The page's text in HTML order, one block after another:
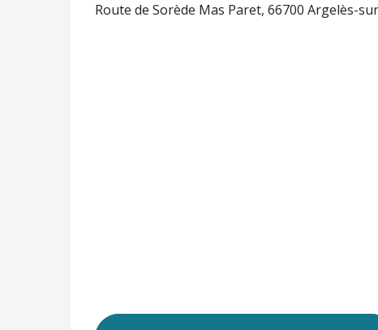
Route de Sorède Mas Paret, 66700 Argelès-